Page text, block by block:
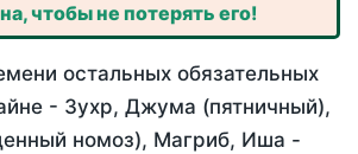
чтобы не потерять его!
остальных обязательных
- Зухр, Джума (пятничный),
номоз), Магриб, Иша -